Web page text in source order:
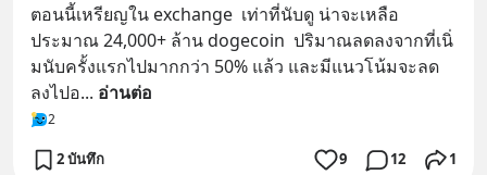
ตอนนี้เหรียญใน exchange  เท่าที่นับดู น่าจะเหลือ
ประมาณ 24,000+ ล้าน dogecoin  ปริมาณลดลงจากที่เนิ่
มนับครั้งแรกไปมากกว่า 50% แล้ว และมีแนวโน้มจะลด
ลงไปอ... อ่านต่อ
2
2 บันทึก 9 12 1